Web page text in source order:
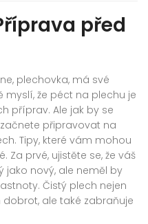
před
plechovka, má své
že péct na plechu je
příprav. Ale jak by se
připravovat na
Tipy, které vám mohou
Za prvé, ujistěte se, že váš
jako nový, ale neměl by
Čistý plech nejen
ale také zabraňuje